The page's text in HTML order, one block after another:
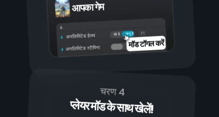
आपका गेम
चालू है
बंद है
अनलिमिटेड हेल्थ
अनलिमिटेड स्टैमिना मॉड टॉगल करें
चरण 4
प्लेयर मॉड के साथ खेलें!